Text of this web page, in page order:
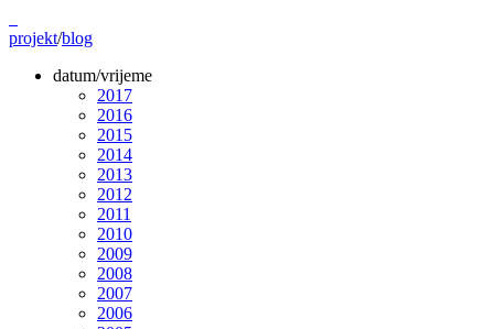
projekt/blog
datum/vrijeme
2017
2016
2015
2014
2013
2012
2011
2010
2009
2008
2007
2006